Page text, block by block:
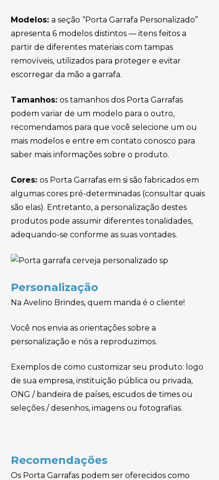
Modelos:a seção “Porta Garrafa Personalizado”
apresenta 6 modelos distintos — itens feitos a
partir de diferentes materiais com tampas
removíveis, utilizados para proteger e evitar
escorregar da mão a garrafa.
Tamanhos:os tamanhos dos Porta Garrafas
podem variar de um modelo para o outro,
recomendamos para que você selecione um ou
mais modelos e entre em contato conosco para
saber mais informações sobre o produto.
Cores:os Porta Garrafas em si são fabricados em
algumas cores pré-determinadas (consultar quais
são elas). Entretanto, a personalização destes
produtos pode assumir diferentes tonalidades,
adequando-se conforme as suas vontades.
Personalização
Na Avelino Brindes, quem manda é o cliente!
Você nos envia as orientações sobre a
personalização e nós a reproduzimos.
Exemplos de como customizar seu produto: logo
de sua empresa, instituição pública ou privada,
ONG / bandeira de países, escudos de times ou
seleções / desenhos, imagens ou fotografias.
Recomendações
Os Porta Garrafas podem ser oferecidos como